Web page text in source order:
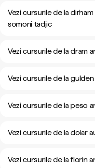
Vezi cursurile de la
somoni tadjic
Vezi cursurile de la dram
Vezi cursurile de la
Vezi cursurile de la peso
Vezi cursurile de la dolar
Vezi cursurile de la florin